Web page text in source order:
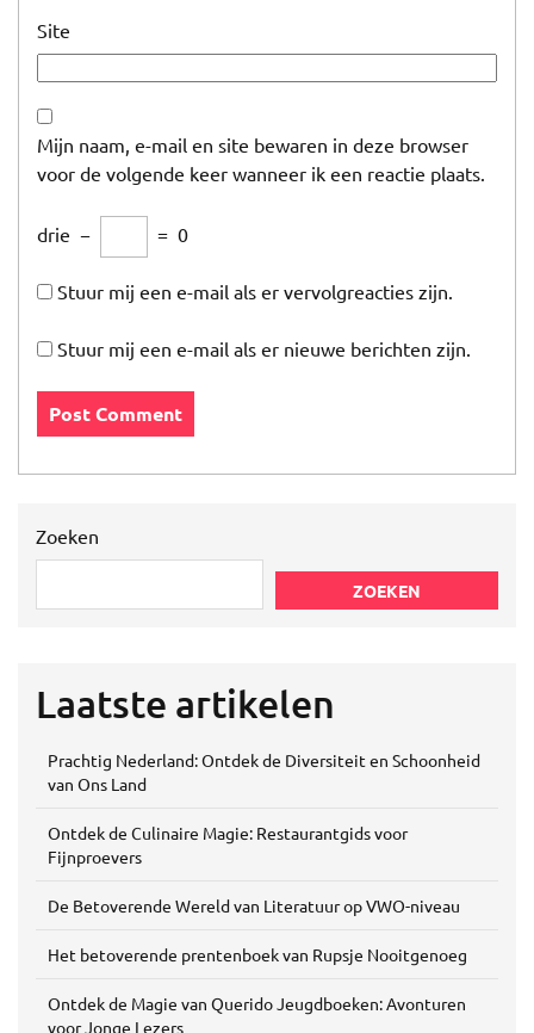
Site
Mijn naam, e-mail en site bewaren in deze browser
voor de volgende keer wanneer ik een reactie plaats.
drie − = 0
Stuur mij een e-mail als er vervolgreacties zijn.
Stuur mij een e-mail als er nieuwe berichten zijn.
Zoeken
ZOEKEN
Laatste artikelen
Prachtig Nederland: Ontdek de Diversiteit en Schoonheid
van Ons Land
Ontdek de Culinaire Magie: Restaurantgids voor
Fijnproevers
De Betoverende Wereld van Literatuur op VWO-niveau
Het betoverende prentenboek van Rupsje Nooitgenoeg
Ontdek de Magie van Querido Jeugdboeken: Avonturen
voor Jonge Lezers